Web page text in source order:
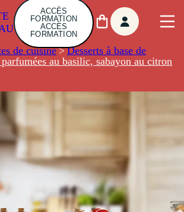
ACCÈS
FORMATION
ACCÈS
FORMATION
de cuisine> Desserts à base de
parfumées au basilic, sabayon au citron